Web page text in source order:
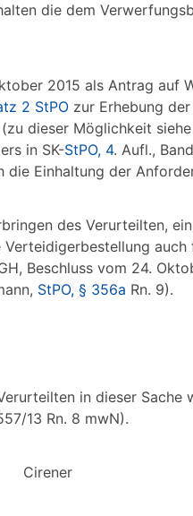
die dem
2015 als Antrag auf
2 StPO zur Erhebung
dieser Möglichkeit
in SK-StPO, 4. Aufl.,
die Einhaltung der
des Verurteilten,
Beschluss vom 24.
StPO, § 356a Rn. 9).
in dieser Sache
13 Rn. 8 mwN).